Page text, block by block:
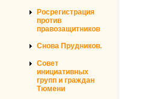
Росрегистрация
против
правозащитников
Снова Прудников.
Совет
инициативных
групп и граждан
Тюмени